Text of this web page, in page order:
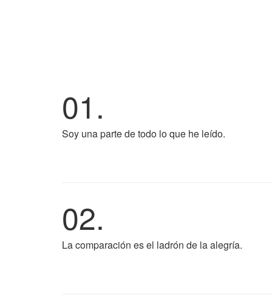
01.
Soy una parte de todo lo que he leído.
02.
La comparación es el ladrón de la alegría.